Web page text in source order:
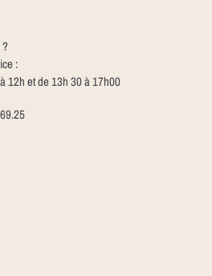
:
12h et de 13h 30 à 17h00